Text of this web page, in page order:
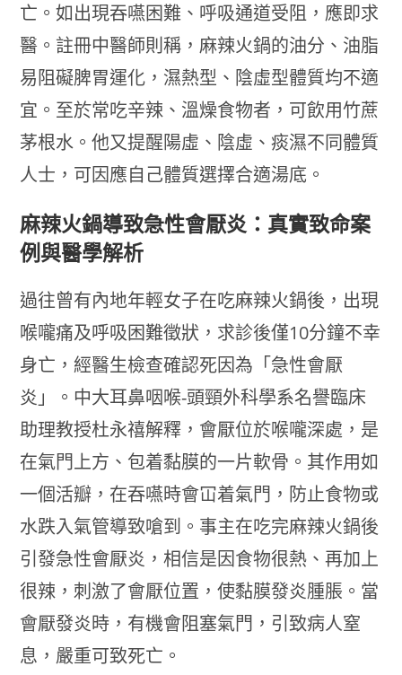
亡。如出現吞嚥困難、呼吸通道受阻，應即求
醫。註冊中醫師則稱，麻辣火鍋的油分、油脂
易阻礙脾胃運化，濕熱型、陰虛型體質均不適
宜。至於常吃辛辣、溫燥食物者，可飲用竹蔗
茅根水。他又提醒陽虛、陰虛、痰濕不同體質
人士，可因應自己體質選擇合適湯底。
麻辣火鍋導致急性會厭炎：真實致命案
例與醫學解析
過往曾有內地年輕女子在吃麻辣火鍋後，出現
喉嚨痛及呼吸困難徵狀，求診後僅10分鐘不幸
身亡，經醫生檢查確認死因為「急性會厭
炎」。中大耳鼻咽喉-頭頸外科學系名譽臨床
助理教授杜永禧解釋，會厭位於喉嚨深處，是
在氣門上方、包着黏膜的一片軟骨。其作用如
一個活瓣，在吞嚥時會冚着氣門，防止食物或
水跌入氣管導致嗆到。事主在吃完麻辣火鍋後
引發急性會厭炎，相信是因食物很熱、再加上
很辣，刺激了會厭位置，使黏膜發炎腫脹。當
會厭發炎時，有機會阻塞氣門，引致病人窒
息，嚴重可致死亡。